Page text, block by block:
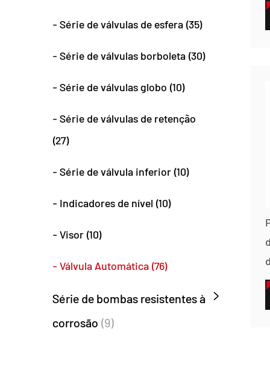
- Série de válvulas de esfera (35)
- Série de válvulas borboleta (30)
- Série de válvulas globo (10)
- Série de válvulas de retenção
(27)
- Série de válvula inferior (10)
- Indicadores de nível (10)
- Visor (10)
- Válvula Automática (76)
Série de bombas resistentes à
corrosão (9)